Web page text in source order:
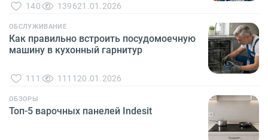
140 139621.01.2026
ОБСЛУЖИВАНИЕ
Как правильно встроить посудомоечную
машину в кухонный гарнитур
111 1111 20.01.2026
ОБЗОРЫ
Топ-5 варочных панелей Indesit